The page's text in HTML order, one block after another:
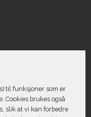
til funksjoner som er
Cookies brukes også
slik at vi kan forbedre